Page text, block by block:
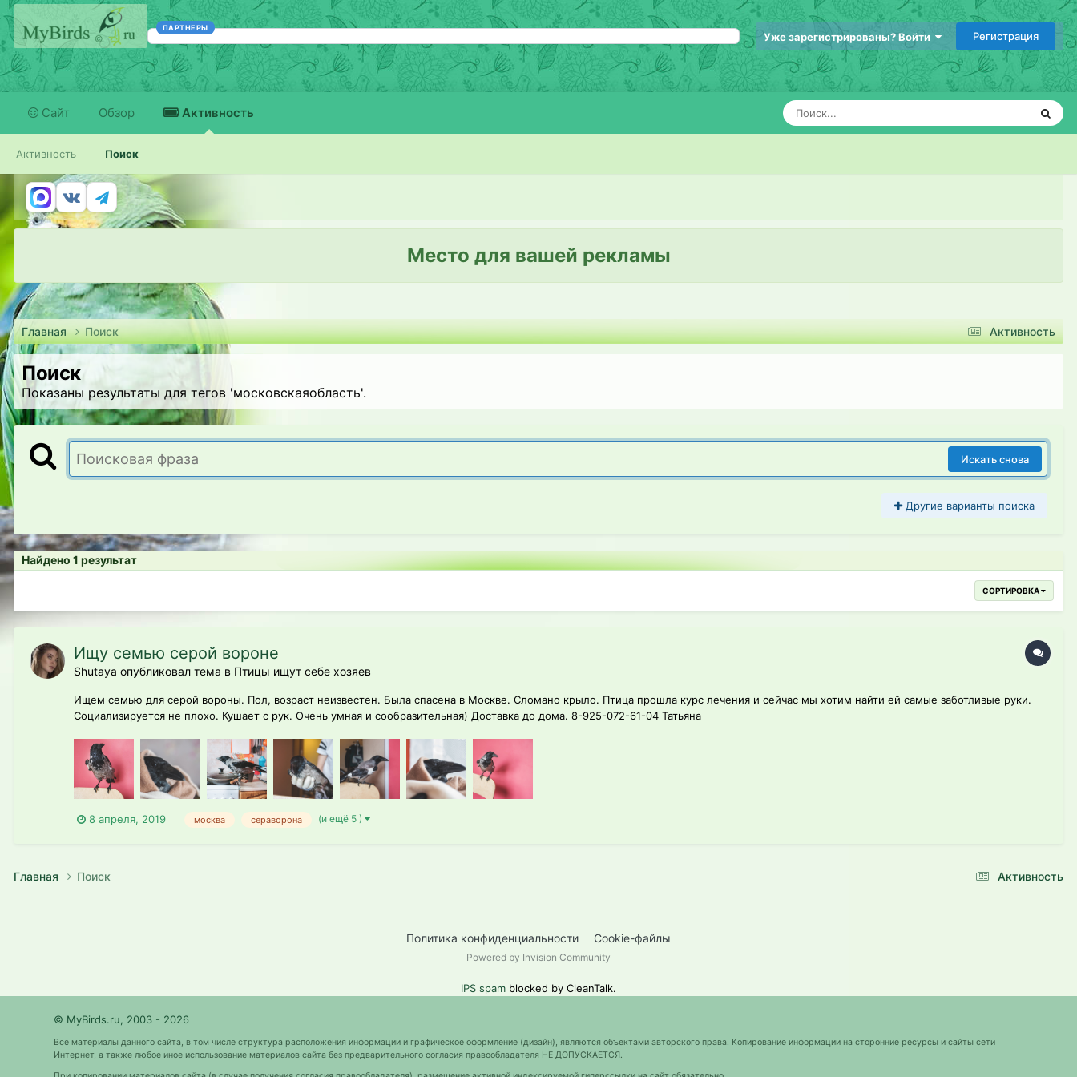
ПАРТНЕРЫ
Уже зарегистрированы? Войти Регистрация
Сайт Обзор Активность
Активность Поиск
Место для вашей рекламы
Активность
Главная Поиск
Поиск
Показаны результаты для тегов 'московскаяобласть'.
Искать снова
Другие варианты поиска
Найдено 1 результат
СОРТИРОВКА
Ищу семью серой вороне
Shutaya опубликовал тема в Птицы ищут себе хозяев
Ищем семью для серой вороны. Пол, возраст неизвестен. Была спасена в Москве. Сломано крыло. Птица прошла курс лечения и сейчас мы хотим найти ей самые заботливые руки.
Социализируется не плохо. Кушает с рук. Очень умная и сообразительная) Доставка до дома. 8-925-072-61-04 Татьяна
8 апреля, 2019 москва сераворона (и ещё 5 )
Активность
Главная Поиск
Политика конфиденциальности Cookie-файлы
Powered by Invision Community
IPS spam blocked by CleanTalk.
© MyBirds.ru, 2003 - 2026
Все материалы данного сайта, в том числе структура расположения информации и графическое оформление (дизайн), являются объектами авторского права. Копирование информации на сторонние ресурсы и сайты сети
Интернет, а также любое иное использование материалов сайта без предварительного согласия правообладателя НЕ ДОПУСКАЕТСЯ.